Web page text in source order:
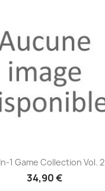
Aperçu rapide
1 Game Collection Vol. 2
34,90 €